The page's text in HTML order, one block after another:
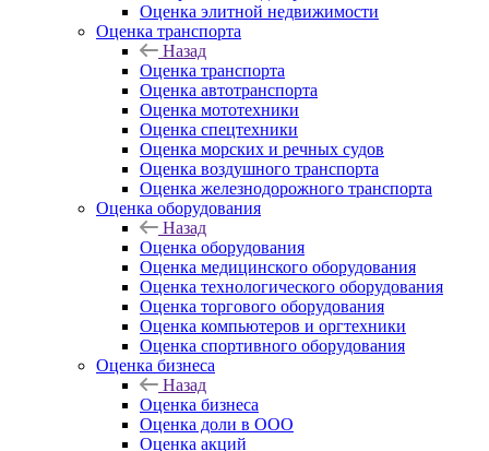
Оценка элитной недвижимости
Оценка транспорта
Назад
Оценка транспорта
Оценка автотранспорта
Оценка мототехники
Оценка спецтехники
Оценка морских и речных судов
Оценка воздушного транспорта
Оценка железнодорожного транспорта
Оценка оборудования
Назад
Оценка оборудования
Оценка медицинского оборудования
Оценка технологического оборудования
Оценка торгового оборудования
Оценка компьютеров и оргтехники
Оценка спортивного оборудования
Оценка бизнеса
Назад
Оценка бизнеса
Оценка доли в ООО
Оценка акций